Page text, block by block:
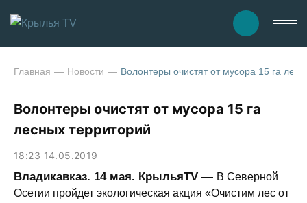
Главная Новости Волонтеры очистят от мусора 15 га
Волонтеры очистят от мусора 15 га
лесных территорий
18:23 14.05.2019
Владикавказ. 14 мая. КрыльяTV — В Северной
Осетии пройдет экологическая акция «Очистим лес от